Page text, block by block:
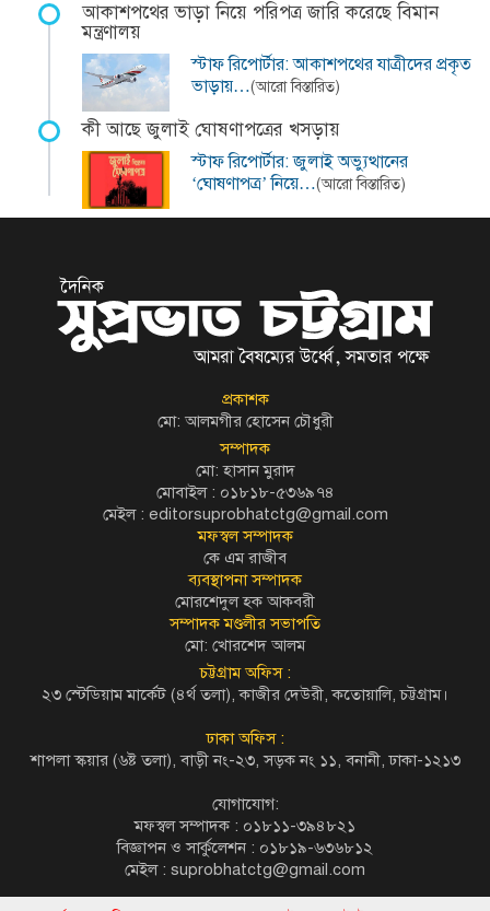
আকাশপথের ভাড়া নিয়ে পরিপত্র জারি করেছে বিমান
মন্ত্রণালয়
স্টাফ রিপোর্টার: আকাশপথের যাত্রীদের প্রকৃত
ভাড়ায়…(আরো বিস্তারিত)
কী আছে জুলাই ঘোষণাপত্রের খসড়ায়
স্টাফ রিপোর্টার: জুলাই অভ্যুত্থানের
‘ঘোষণাপত্র’ নিয়ে…(আরো বিস্তারিত)
প্রকাশক
মো: আলমগীর হোসেন চৌধুরী
সম্পাদক
মো: হাসান মুরাদ
মোবাইল : ০১৮১৮-৫৩৬৯৭৪
মেইল : editorsuprobhatctg@gmail.com
মফস্বল সম্পাদক
কে এম রাজীব
ব্যবস্থাপনা সম্পাদক
মোরশেদুল হক আকবরী
সম্পাদক মণ্ডলীর সভাপতি
মো: খোরশেদ আলম
চট্টগ্রাম অফিস :
২৩ স্টেডিয়াম মার্কেট (৪র্থ তলা), কাজীর দেউরী, কতোয়ালি, চট্টগ্রাম।
ঢাকা অফিস :
শাপলা স্কয়ার (৬ষ্ট তলা), বাড়ী নং-২৩, সড়ক নং ১১, বনানী, ঢাকা-১২১৩
যোগাযোগ:
মফস্বল সম্পাদক : ০১৮১১-৩৯৪৮২১
বিজ্ঞাপন ও সার্কুলেশন : ০১৮১৯-৬৩৬৮১২
মেইল : suprobhatctg@gmail.com